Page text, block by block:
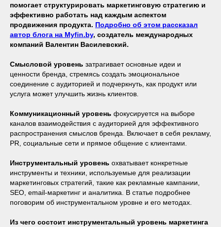
помогает структурировать маркетинговую стратегию и
эффективно работать над каждым аспектом
продвижения продукта. Подробно об этом рассказал
автор блога на Myfin.by, создатель международных
компаний Валентин Василевский.
Смысловой уровень затрагивает основные идеи и
ценности бренда, стремясь создать эмоциональное
соединение с аудиторией и подчеркнуть, как продукт или
услуга может улучшить жизнь клиентов.
Коммуникационный уровень фокусируется на выборе
каналов взаимодействия с аудиторией для эффективного
распространения смыслов бренда. Включает в себя рекламу,
PR, социальные сети и прямое общение с клиентами.
Инструментальный уровень охватывает конкретные
инструменты и техники, используемые для реализации
маркетинговых стратегий, такие как рекламные кампании,
SEO, email-маркетинг и аналитика. В статье подробнее
поговорим об инструментальном уровне и его методах.
Из чего состоит инструментальный уровень маркетинга